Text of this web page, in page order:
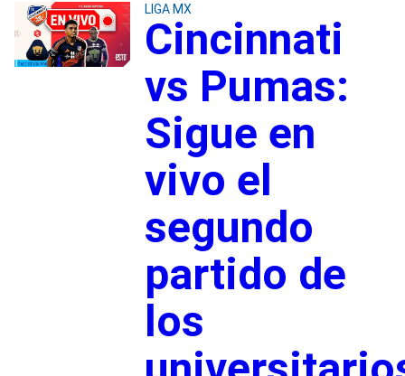
LIGA MX
Cincinnati
vs Pumas:
Sigue en
vivo el
segundo
partido de
los